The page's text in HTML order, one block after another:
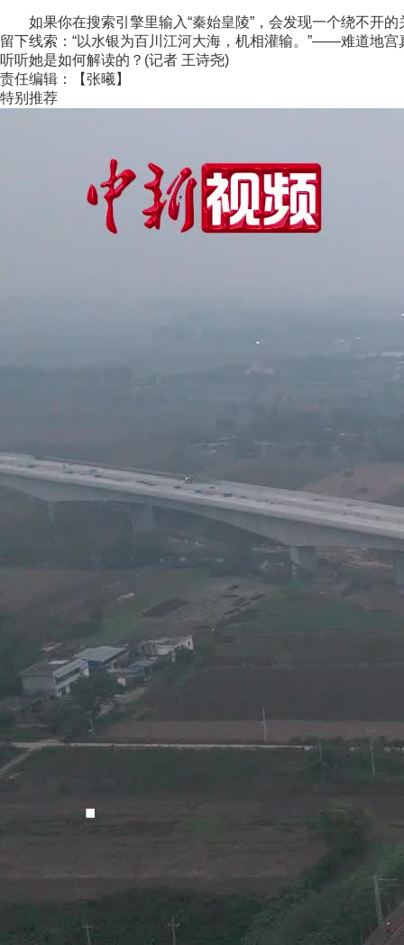
如果你在搜索引擎里输入“秦始皇陵”，会发现一个绕不开的
留下线索：“以水银为百川江河大海，机相灌输。”——难道地
听听她是如何解读的？(记者 王诗尧)
责任编辑：【张曦】
特别推荐